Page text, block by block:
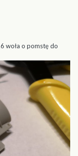
woła o pomstę do